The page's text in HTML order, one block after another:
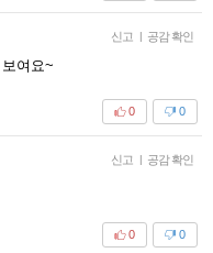
신고 | 공감 확인
여요~
0
0
신고 | 공감 확인
0
0